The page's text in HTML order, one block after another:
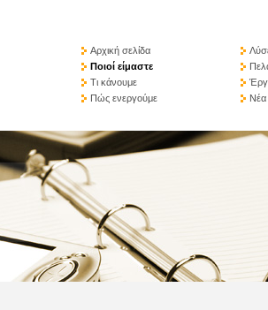
Αρχική σελίδα
Ποιοί είμαστε
Τι κάνουμε
Πώς ενεργούμε
Νέα